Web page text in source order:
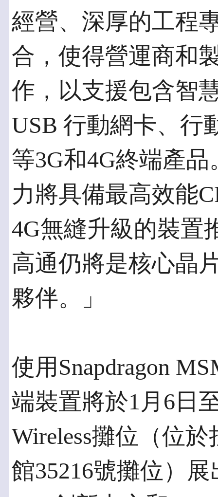
經營、深厚的工程
合，使得營運商和
作，以支援包含智
USB 行動網卡、行
等3G和4G終端產
力將具備最高效能
4G無縫升級的裝置
高通仍將是核心晶
夥伴。」
使用Snapdragon
端裝置將於1月6日
Wireless攤位（位
館35216號攤位）